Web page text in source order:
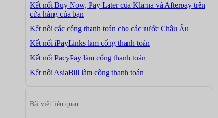
Kết nối Buy Now, Pay Later của Klarna và Afterpay trên
cửa hàng của bạn
Kết nối các cổng thanh toán cho các nước Châu Âu
Kết nối iPayLinks làm cổng thanh toán
Kết nối PacyPay làm cổng thanh toán
Kết nối AsiaBill làm cổng thanh toán
Bài viết liên quan